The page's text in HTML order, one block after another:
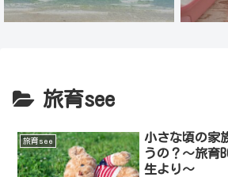
旅育see
旅育see
小さな頃の家
うの？〜旅育
生より〜